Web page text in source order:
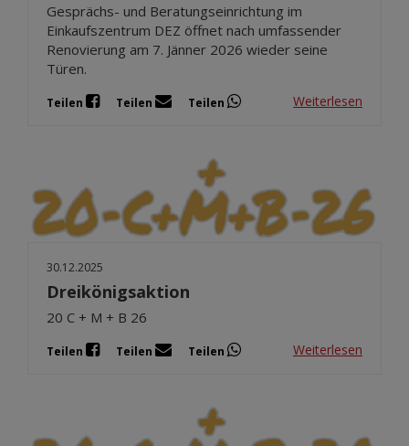
Gesprächs- und Beratungseinrichtung im
Einkaufszentrum DEZ öffnet nach umfassender
Renovierung am 7. Jänner 2026 wieder seine
Türen.
Teilen Teilen Teilen Weiterlesen
30.12.2025
Dreikönigsaktion
20 C + M + B 26
Teilen Teilen Teilen Weiterlesen